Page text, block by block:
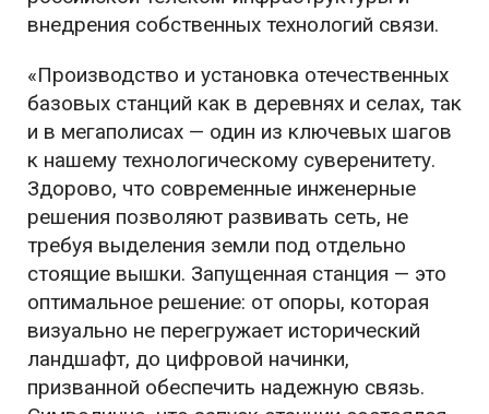
внедрения собственных технологий связи.
«Производство и установка отечественных
базовых станций как в деревнях и селах, так
и в мегаполисах — один из ключевых шагов
к нашему технологическому суверенитету.
Здорово, что современные инженерные
решения позволяют развивать сеть, не
требуя выделения земли под отдельно
стоящие вышки. Запущенная станция — это
оптимальное решение: от опоры, которая
визуально не перегружает исторический
ландшафт, до цифровой начинки,
призванной обеспечить надежную связь.